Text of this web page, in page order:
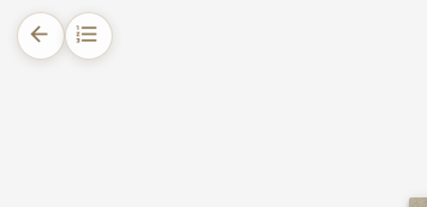
arrow_back format_list_numbered